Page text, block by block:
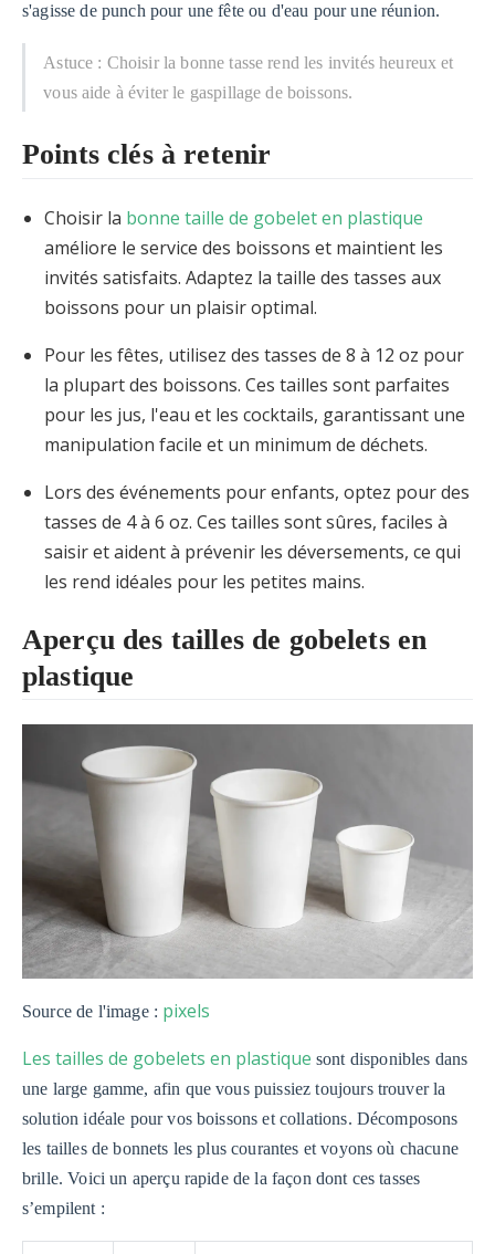
s'agisse de punch pour une fête ou d'eau pour une réunion.
Astuce : Choisir la bonne tasse rend les invités heureux et
vous aide à éviter le gaspillage de boissons.
Points clés à retenir
Choisir la bonne taille de gobelet en plastique
améliore le service des boissons et maintient les
invités satisfaits. Adaptez la taille des tasses aux
boissons pour un plaisir optimal.
Pour les fêtes, utilisez des tasses de 8 à 12 oz pour
la plupart des boissons. Ces tailles sont parfaites
pour les jus, l'eau et les cocktails, garantissant une
manipulation facile et un minimum de déchets.
Lors des événements pour enfants, optez pour des
tasses de 4 à 6 oz. Ces tailles sont sûres, faciles à
saisir et aident à prévenir les déversements, ce qui
les rend idéales pour les petites mains.
Aperçu des tailles de gobelets en
plastique
Source de l'image : pixels
Les tailles de gobelets en plastique sont disponibles dans
une large gamme, afin que vous puissiez toujours trouver la
solution idéale pour vos boissons et collations. Décomposons
les tailles de bonnets les plus courantes et voyons où chacune
brille. Voici un aperçu rapide de la façon dont ces tasses
s’empilent :